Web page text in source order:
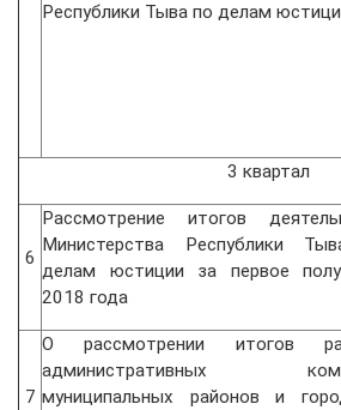
Республики Тыва по делам
3 квартал
6
Рассмотрение итогов
Министерства Республики
делам юстиции за первое
2018 года
7
О рассмотрении итогов
административных
муниципальных районов и